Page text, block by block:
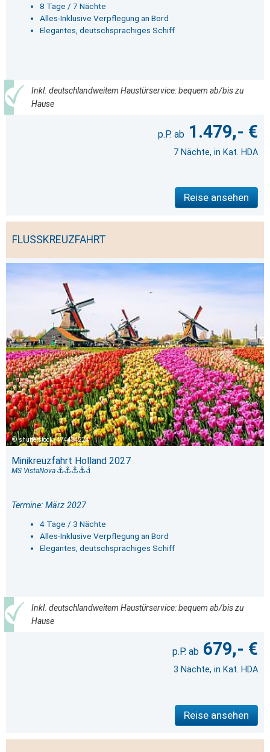
8 Tage / 7 Nächte
Alles-Inklusive Verpflegung an Bord
Elegantes, deutschsprachiges Schiff
Inkl. deutschlandweitem Haustürservice: bequem ab/bis zu
Hause
1.479,- €
7 Nächte, in Kat. HDA
Reise ansehen
FLUSSKREUZFAHRT
shutterstock_474434224
Minikreuzfahrt Holland 2027
MS VistaNova
Termine: März 2027
4 Tage / 3 Nächte
Alles-Inklusive Verpflegung an Bord
Elegantes, deutschsprachiges Schiff
Inkl. deutschlandweitem Haustürservice: bequem ab/bis zu
Hause
679,- €
3 Nächte, in Kat. HDA
Reise ansehen